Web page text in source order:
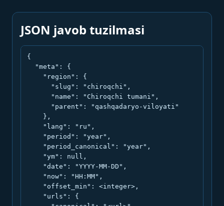
JSON javob tuzilmasi
{
  "meta": {
    "region": {
      "slug": "chiroqchi",
      "name": "Chiroqchi tumani",
      "parent": "qashqadaryo-viloyati"
    },
    "lang": "ru",
    "period": "year",
    "period_canonical": "year",
    "ym": null,
    "date": "YYYY-MM-DD",
    "now": "HH:MM",
    "offset_min": <integer>,
    "urls": {